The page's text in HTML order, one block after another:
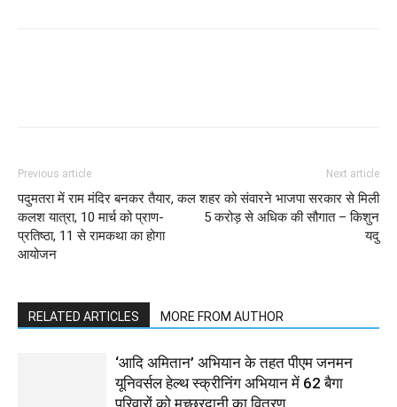
Previous article
पदुमतरा में राम मंदिर बनकर तैयार, कल
कलश यात्रा, 10 मार्च को प्राण-
प्रतिष्ठा, 11 से रामकथा का होगा
आयोजन
Next article
शहर को संवारने भाजपा सरकार से मिली
5 करोड़ से अधिक की सौगात – किशुन
यदु
RELATED ARTICLES MORE FROM AUTHOR
‘आदि अमितान’ अभियान के तहत पीएम जनमन
यूनिवर्सल हेल्थ स्क्रीनिंग अभियान में 62 बैगा